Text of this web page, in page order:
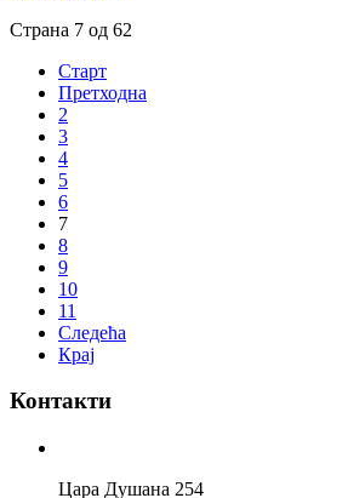
Страна 7 од 62
Старт
Претходна
2
3
4
5
6
7
8
9
10
11
Следећа
Крај
Контакти
Цара Душана 254